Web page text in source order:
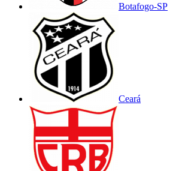
Botafogo-SP
Ceará